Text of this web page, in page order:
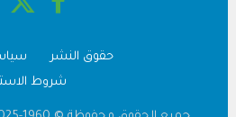
حقوق النشر
شروط